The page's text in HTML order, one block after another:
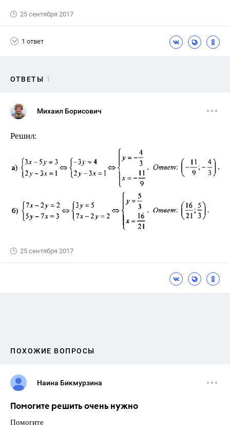
25 сентября 2017
1 ответ
ОТВЕТЫ 1
Михаил Борисович
Решил:
25 сентября 2017
ПОХОЖИЕ ВОПРОСЫ
Наина Бикмурзина
Помогите решить очень нужно
Помогите